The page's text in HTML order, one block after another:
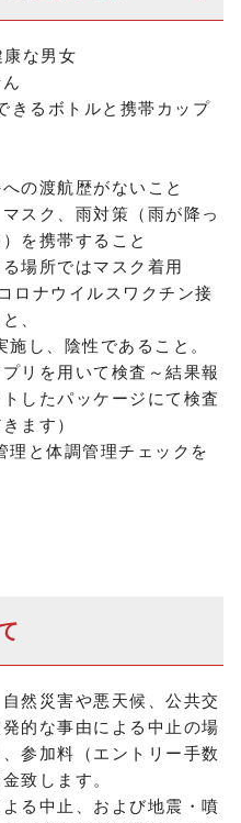
康な男女
きるボトルと携帯カップ
の渡航歴がないこと
スク、雨対策（雨が降っ
を携帯すること
場所ではマスク着用
ロナウイルスワクチン接
、
し、陰性であること。
リを用いて検査～結果報
したパッケージにて検査
ます）
理と体調管理チェックを
然災害や悪天候、公共交
的な事由による中止の場
参加料（エントリー手数
致します。
る中止、および地震・噴